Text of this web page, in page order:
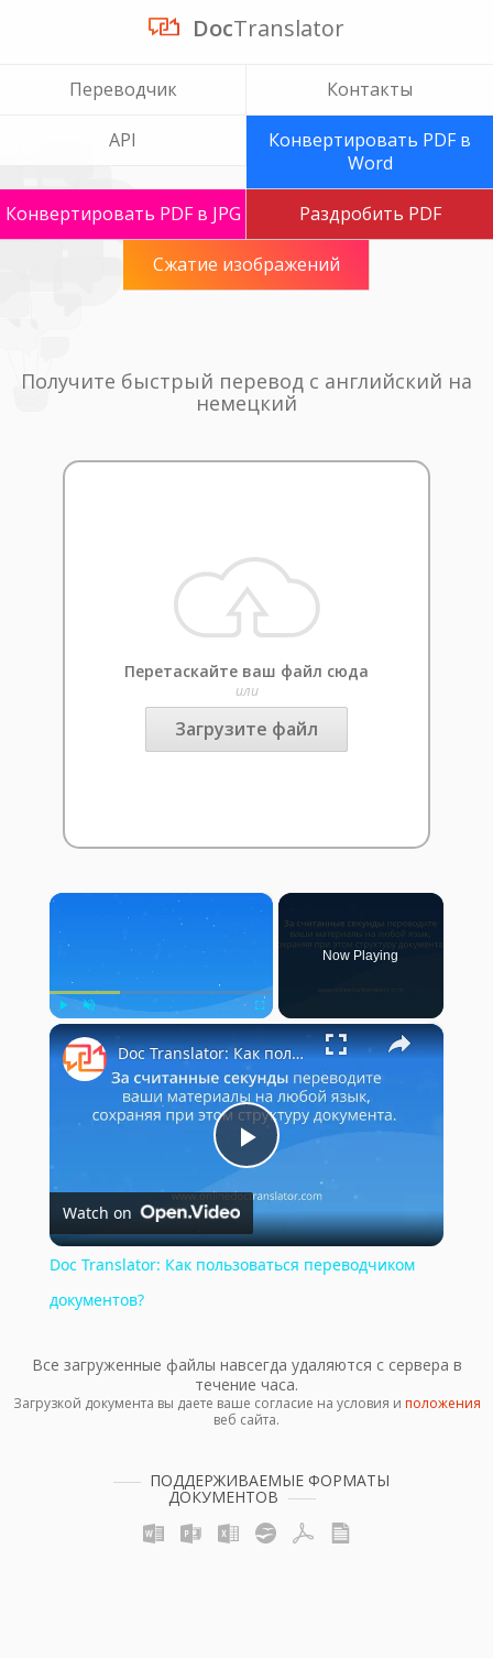
DocTranslator
Переводчик Контакты
API
Конвертировать PDF в
Word
Конвертировать PDF в JPG Раздробить PDF
Сжатие изображений
Получите быстрый перевод с английский на
немецкий
Перетаскайте ваш файл сюда
или
Загрузите файл
×
Play Unmute Fullscreen
Now Playing
×
Play
Video
Doc Translator: Как пользоваться переводчиком документов?
Watch on
Doc Translator: Как пользоваться переводчиком
документов?
Все загруженные файлы навсегда удаляются с сервера в
течение часа.
Загрузкой документа вы даете ваше согласие на условия и положения
веб сайта.
ПОДДЕРЖИВАЕМЫЕ ФОРМАТЫ
ДОКУМЕНТОВ